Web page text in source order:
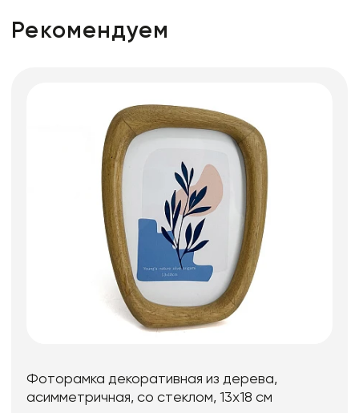
Рекомендуем
Фоторамка декоративная из дерева,
асимметричная, со стеклом, 13x18 см